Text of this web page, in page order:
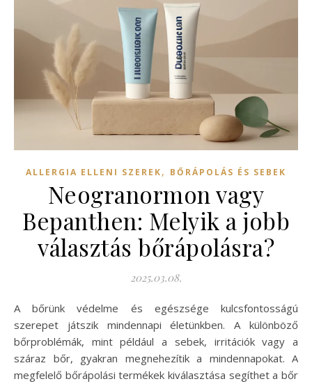
ALLERGIA ELLENI SZEREK, BŐRÁPOLÁS ÉS SEBEK
Neogranormon vagy
Bepanthen: Melyik a jobb
választás bőrápolásra?
2025.03.08.
A bőrünk védelme és egészsége kulcsfontosságú
szerepet játszik mindennapi életünkben. A különböző
bőrproblémák, mint például a sebek, irritációk vagy a
száraz bőr, gyakran megnehezítik a mindennapokat. A
megfelelő bőrápolási termékek kiválasztása segíthet a bőr